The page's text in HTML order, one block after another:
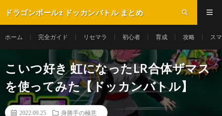
ドラゴンボールz ドッカンバトル まとめ
ホーム 完全ガイド リセマラ 初心者 育成 攻略 ス
こいつ好き 虹になったLR合体ザマス
を使ってみた【ドッカンバトル】
2022.09.25 身勝手の極意